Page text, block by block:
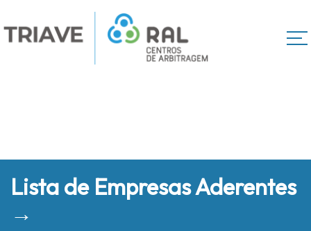
Lista de Empresas Aderentes
→